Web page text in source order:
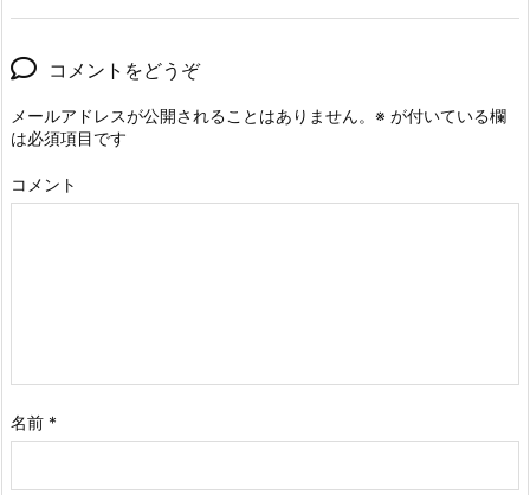
コメントをどうぞ
メールアドレスが公開されることはありません。 ※ が付いている欄
は必須項目です
コメント
名前 *